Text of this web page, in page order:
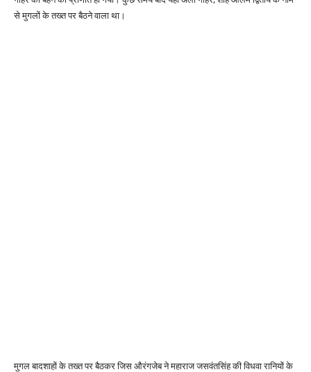
से मुगलों के तख्त पर बैठने वाला था।
मुगल बादशाहों के तख्त पर बैठकर जिस औरंगजेब ने महाराज जसवंतसिंह की विधवा रानियों के